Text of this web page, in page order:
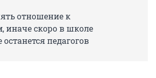
отношение к
иначе скоро в школе
останется педагогов